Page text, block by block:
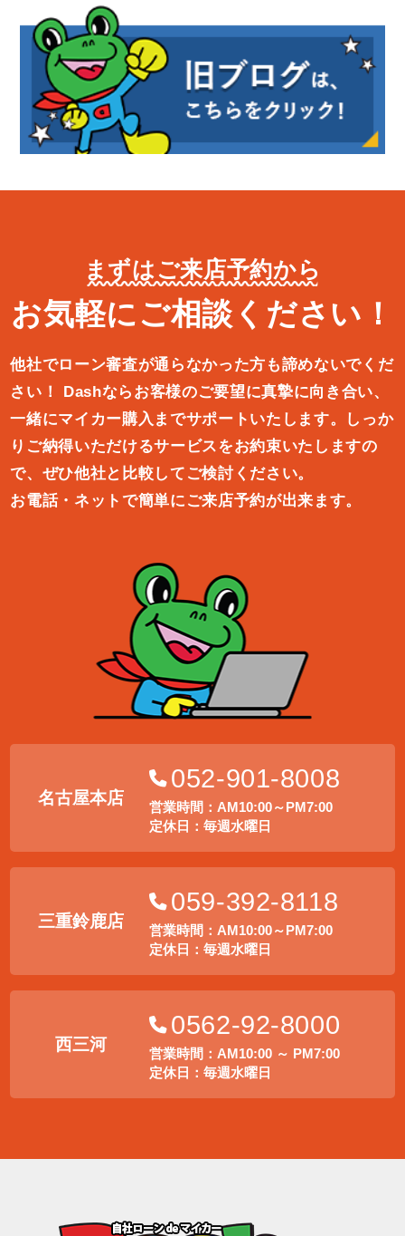
まずはご来店予約から
お気軽にご相談ください！
他社でローン審査が通らなかった方も諦めないでくだ
さい！
Dashならお客様のご要望に真摯に向き合い、
一緒にマイカー購入ま でサポートいたします。しっか
りご納得いただけるサービスをお約束いたしますの
で、ぜひ他社と比較してご検討ください。
お電話・ネットで簡単にご来店予約が出来ます。
名古屋本店
052-901-8008
営業時間：AM10:00～PM7:00
定休日：毎週水曜日
三重鈴鹿店
059-392-8118
営業時間：AM10:00～PM7:00
定休日：毎週水曜日
西三河
0562-92-8000
営業時間：AM10:00 ～ PM7:00
定休日：毎週水曜日